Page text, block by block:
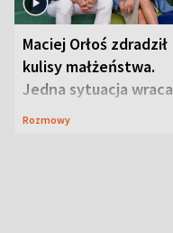
Maciej Orłoś zdradził
kulisy małżeństwa.
Jedna sytuacja wraca
jak bumerang
Rozmowy